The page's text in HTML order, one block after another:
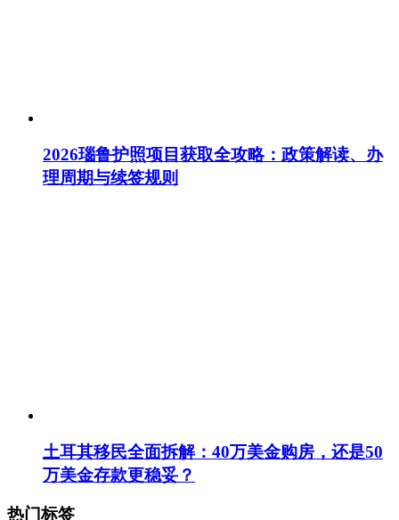
2026瑙鲁护照项目获取全攻略：政策解读、办
理周期与续签规则
土耳其移民全面拆解：40万美金购房，还是50
万美金存款更稳妥？
热门标签